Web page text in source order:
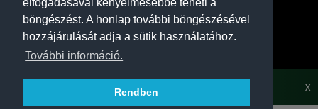
elfogadásával kényelmesebbé teheti a
böngészést. A honlap további böngészésével
hozzájárulását adja a sütik használatához.
További információ.
Rendben
használhatóak fel.
X